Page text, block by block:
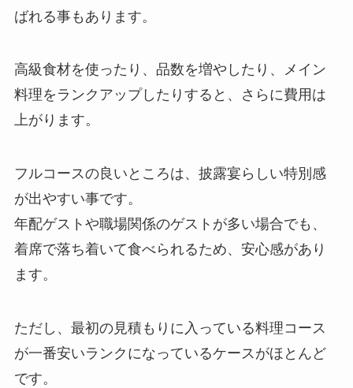
ばれる事もあります。
高級食材を使ったり、品数を増やしたり、メイン
料理をランクアップしたりすると、さらに費用は
上がります。
フルコースの良いところは、披露宴らしい特別感
が出やすい事です。
年配ゲストや職場関係のゲストが多い場合でも、
着席で落ち着いて食べられるため、安心感があり
ます。
ただし、最初の見積もりに入っている料理コース
が一番安いランクになっているケースがほとんど
です。